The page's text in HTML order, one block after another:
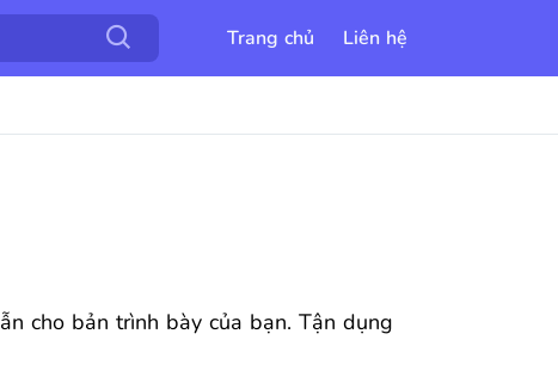
Trang chủ Liên hệ
cho bản trình bày của bạn. Tận dụng